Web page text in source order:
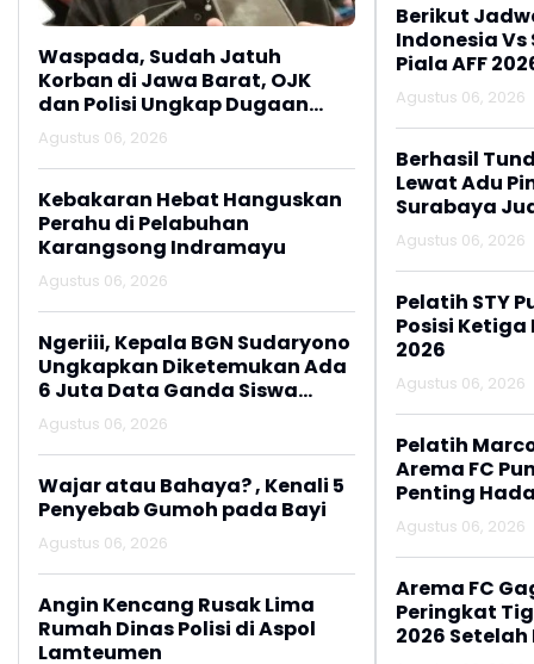
Waspada, Sudah Jatuh
Korban di Jawa Barat, OJK
dan Polisi Ungkap Dugaan
Penipuan Modus Titip Limit
Paylater
Agustus 06, 2026
Kebakaran Hebat Hanguskan
Perahu di Pelabuhan
Karangsong Indramayu
Agustus 06, 2026
Ngeriii, Kepala BGN Sudaryono
Ungkapkan Diketemukan Ada
6 Juta Data Ganda Siswa
Penerima MBG
Agustus 06, 2026
Wajar atau Bahaya? , Kenali 5
Penyebab Gumoh pada Bayi
Agustus 06, 2026
Angin Kencang Rusak Lima
Rumah Dinas Polisi di Aspol
Lamteumen
Berikut
Indonesia
Piala AFF
Agustus 06, 2026
Berhasil
Lewat Adu
Surabaya
2026
Agustus 06, 2026
Pelatih STY
Posisi Ketiga
2026
Agustus 06, 2026
Pelatih
Arema FC
Penting
Agustus 06, 2026
Arema FC
Peringkat
2026